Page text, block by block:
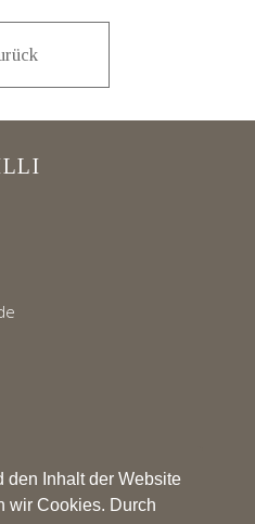
den Inhalt der Website
wir Cookies. Durch